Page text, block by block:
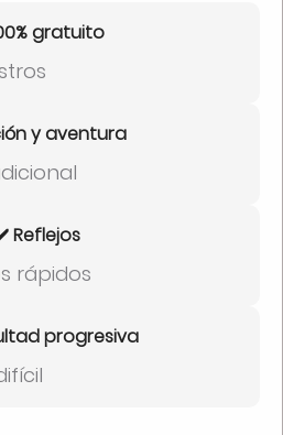
gratuito
y aventura
Reflejos
rápidos
progresiva